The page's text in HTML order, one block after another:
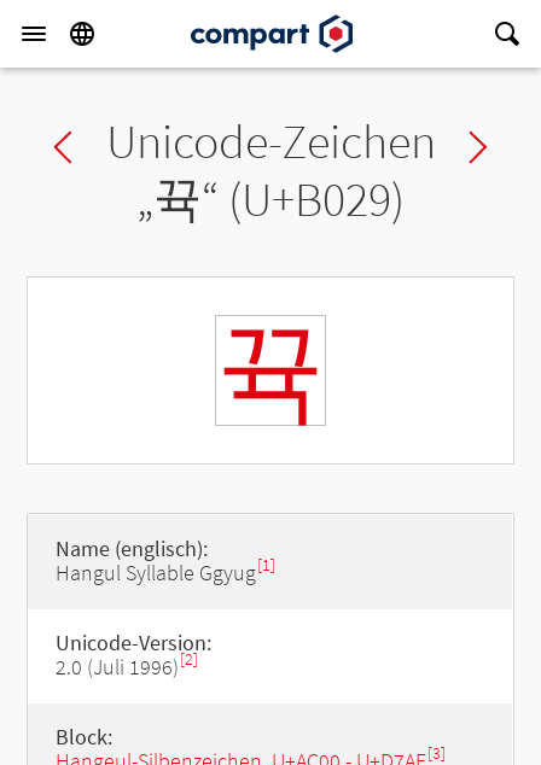
Previous char
Unicode-Zeichen
„뀩“ (U+B029)
뀩
Name (englisch):
Hangul Syllable Ggyug[1]
Unicode-Version:
2.0 (Juli 1996)[2]
Block:
[3]